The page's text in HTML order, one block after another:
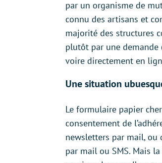
par un organisme de
connu des artisans et
majorité des structures
plutôt par une
voire directement en
Une situation
Le formulaire papier
consentement de
newsletters par mail, ou
par mail ou SMS. Mais